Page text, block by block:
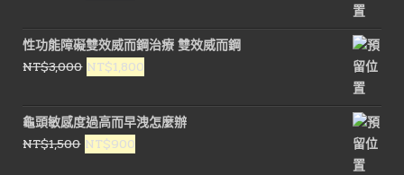
價
格：
NT$1,600。
價
格：
NT$800。
性功能障礙雙效威而鋼治療 雙效威而鋼
NT$3,000 原
價
格：
NT$3,000。
NT$1,800
價
格：
龜頭敏感度過高而早洩怎麼辦
NT$1,500 原
NT$900